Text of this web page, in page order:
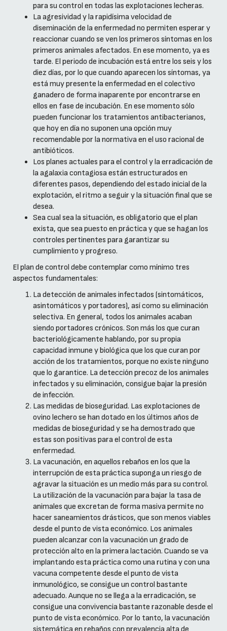
para su control en todas las explotaciones lecheras.
La agresividad y la rapidísima velocidad de
diseminación de la enfermedad no permiten esperar y
reaccionar cuando se ven los primeros síntomas en los
primeros animales afectados. En ese momento, ya es
tarde. El periodo de incubación está entre los seis y los
diez días, por lo que cuando aparecen los síntomas, ya
está muy presente la enfermedad en el colectivo
ganadero de forma inaparente por encontrarse en
ellos en fase de incubación. En ese momento sólo
pueden funcionar los tratamientos antibacterianos,
que hoy en día no suponen una opción muy
recomendable por la normativa en el uso racional de
antibióticos.
Los planes actuales para el control y la erradicación de
la agalaxia contagiosa están estructurados en
diferentes pasos, dependiendo del estado inicial de la
explotación, el ritmo a seguir y la situación final que se
desea.
Sea cual sea la situación, es obligatorio que el plan
exista, que sea puesto en práctica y que se hagan los
controles pertinentes para garantizar su
cumplimiento y progreso.
El plan de control debe contemplar como mínimo tres
aspectos fundamentales:
La detección de animales infectados (sintomáticos,
asintomáticos y portadores), así como su eliminación
selectiva. En general, todos los animales acaban
siendo portadores crónicos. Son más los que curan
bacteriológicamente hablando, por su propia
capacidad inmune y biológica que los que curan por
acción de los tratamientos, porque no existe ninguno
que lo garantice. La detección precoz de los animales
infectados y su eliminación, consigue bajar la presión
de infección.
Las medidas de bioseguridad. Las explotaciones de
ovino lechero se han dotado en los últimos años de
medidas de bioseguridad y se ha demostrado que
estas son positivas para el control de esta
enfermedad.
La vacunación, en aquellos rebaños en los que la
interrupción de esta práctica suponga un riesgo de
agravar la situación es un medio más para su control.
La utilización de la vacunación para bajar la tasa de
animales que excretan de forma masiva permite no
hacer saneamientos drásticos, que son menos viables
desde el punto de vista económico. Los animales
pueden alcanzar con la vacunación un grado de
protección alto en la primera lactación. Cuando se va
implantando esta práctica como una rutina y con una
vacuna competente desde el punto de vista
inmunológico, se consigue un control bastante
adecuado. Aunque no se llega a la erradicación, se
consigue una convivencia bastante razonable desde el
punto de vista económico. Por lo tanto, la vacunación